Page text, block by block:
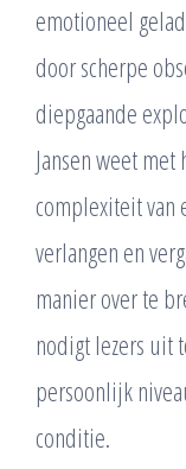
emotioneel
door scherpe
diepgaande
Jansen weet
complexiteit van
verlangen en
manier over te
nodigt lezers uit
persoonlijk
conditie.